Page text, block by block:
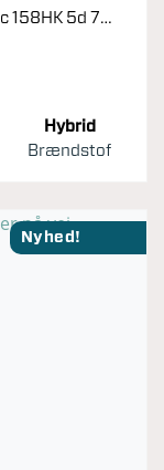
1,3 MHEV Mild hybrid Tekna+ X-Tronic 158HK 5d 7g Aut.
Hybrid
Brændstof
Nyhed!